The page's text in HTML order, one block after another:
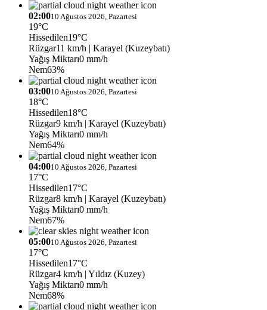
02:0010 Ağustos 2026, Pazartesi
19°C
Hissedilen19°C
Rüzgar11 km/h | Karayel (Kuzeybatı)
Yağış Miktarı0 mm/h
Nem63%
03:0010 Ağustos 2026, Pazartesi
18°C
Hissedilen18°C
Rüzgar9 km/h | Karayel (Kuzeybatı)
Yağış Miktarı0 mm/h
Nem64%
04:0010 Ağustos 2026, Pazartesi
17°C
Hissedilen17°C
Rüzgar8 km/h | Karayel (Kuzeybatı)
Yağış Miktarı0 mm/h
Nem67%
05:0010 Ağustos 2026, Pazartesi
17°C
Hissedilen17°C
Rüzgar4 km/h | Yıldız (Kuzey)
Yağış Miktarı0 mm/h
Nem68%